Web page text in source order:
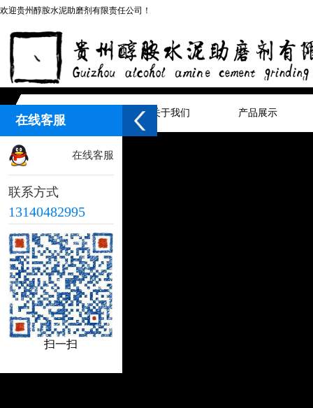
欢迎贵州醇胺水泥助磨剂有限责任公司！
网站首页 关于我们 产品展示
在线客服
在线客服
联系方式
13140482995
扫一扫